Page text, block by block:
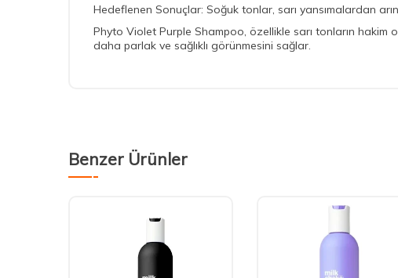
Hedeflenen Sonuçlar: Soğuk tonlar, sarı yansımalardan
Phyto Violet Purple Shampoo, özellikle sarı tonların
daha parlak ve sağlıklı görünmesini sağlar.
Benzer Ürünler